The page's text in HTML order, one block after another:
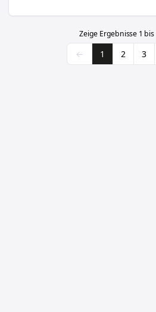
Zeige Ergebnisse 1 bis
← 1 2 3